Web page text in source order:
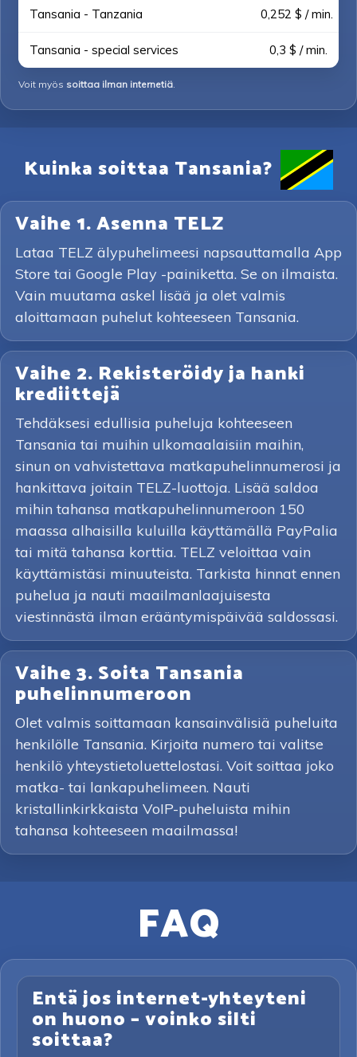
Tansania - Tanzania 0,252 $ / min.
Tansania - special services 0,3 $ / min.
Voit myös soittaa ilman internetiä.
Kuinka soittaa Tansania?
Vaihe 1. Asenna TELZ
Lataa TELZ älypuhelimeesi napsauttamalla App
Store tai Google Play -painiketta. Se on ilmaista.
Vain muutama askel lisää ja olet valmis
aloittamaan puhelut kohteeseen Tansania.
Vaihe 2. Rekisteröidy ja hanki
krediittejä
Tehdäksesi edullisia puheluja kohteeseen
Tansania tai muihin ulkomaalaisiin maihin,
sinun on vahvistettava matkapuhelinnumerosi ja
hankittava joitain TELZ-luottoja. Lisää saldoa
mihin tahansa matkapuhelinnumeroon 150
maassa alhaisilla kuluilla käyttämällä PayPalia
tai mitä tahansa korttia. TELZ veloittaa vain
käyttämistäsi minuuteista. Tarkista hinnat ennen
puhelua ja nauti maailmanlaajuisesta
viestinnästä ilman erääntymispäivää saldossasi.
Vaihe 3. Soita Tansania
puhelinnumeroon
Olet valmis soittamaan kansainvälisiä puheluita
henkilölle Tansania. Kirjoita numero tai valitse
henkilö yhteystietoluettelostasi. Voit soittaa joko
matka- tai lankapuhelimeen. Nauti
kristallinkirkkaista VoIP-puheluista mihin
tahansa kohteeseen maailmassa!
FAQ
Entä jos internet-yhteyteni
on huono – voinko silti
soittaa?